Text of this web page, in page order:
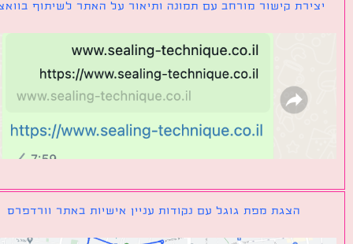
קישור מורחב עם תמונה ותיאור על האתר לשיתוף בוואצאפ
הצגת מפת גוגל עם נקודות עניין אישיות באתר וורדפרס